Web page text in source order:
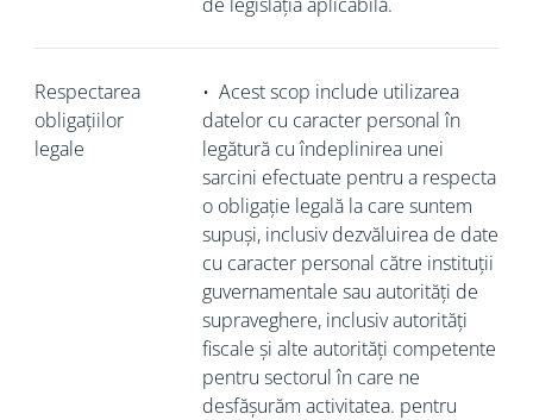
Respectarea
obligațiilor
legale
• Acest scop include utilizarea
datelor cu caracter personal în
legătură cu îndeplinirea unei
sarcini efectuate pentru a respecta
o obligație legală la care suntem
supuși, inclusiv dezvăluirea de date
cu caracter personal către instituții
guvernamentale sau autorități de
supraveghere, inclusiv autorități
fiscale și alte autorități competente
pentru sectorul în care ne
desfășurăm activitatea. pentru